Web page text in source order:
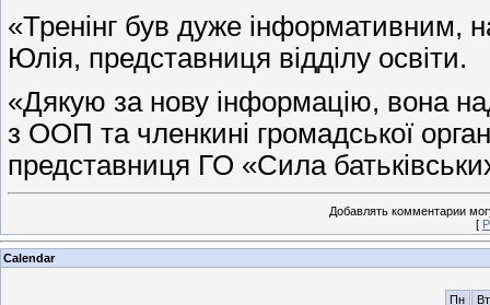
«Тренінг був дуже інформативним,
Юлія, представниця відділу освіти.
«Дякую за нову інформацію, вона
з ООП та членкині громадської
представниця ГО «Сила
Добавлять комментарии
[
Calendar
Пн
Вт